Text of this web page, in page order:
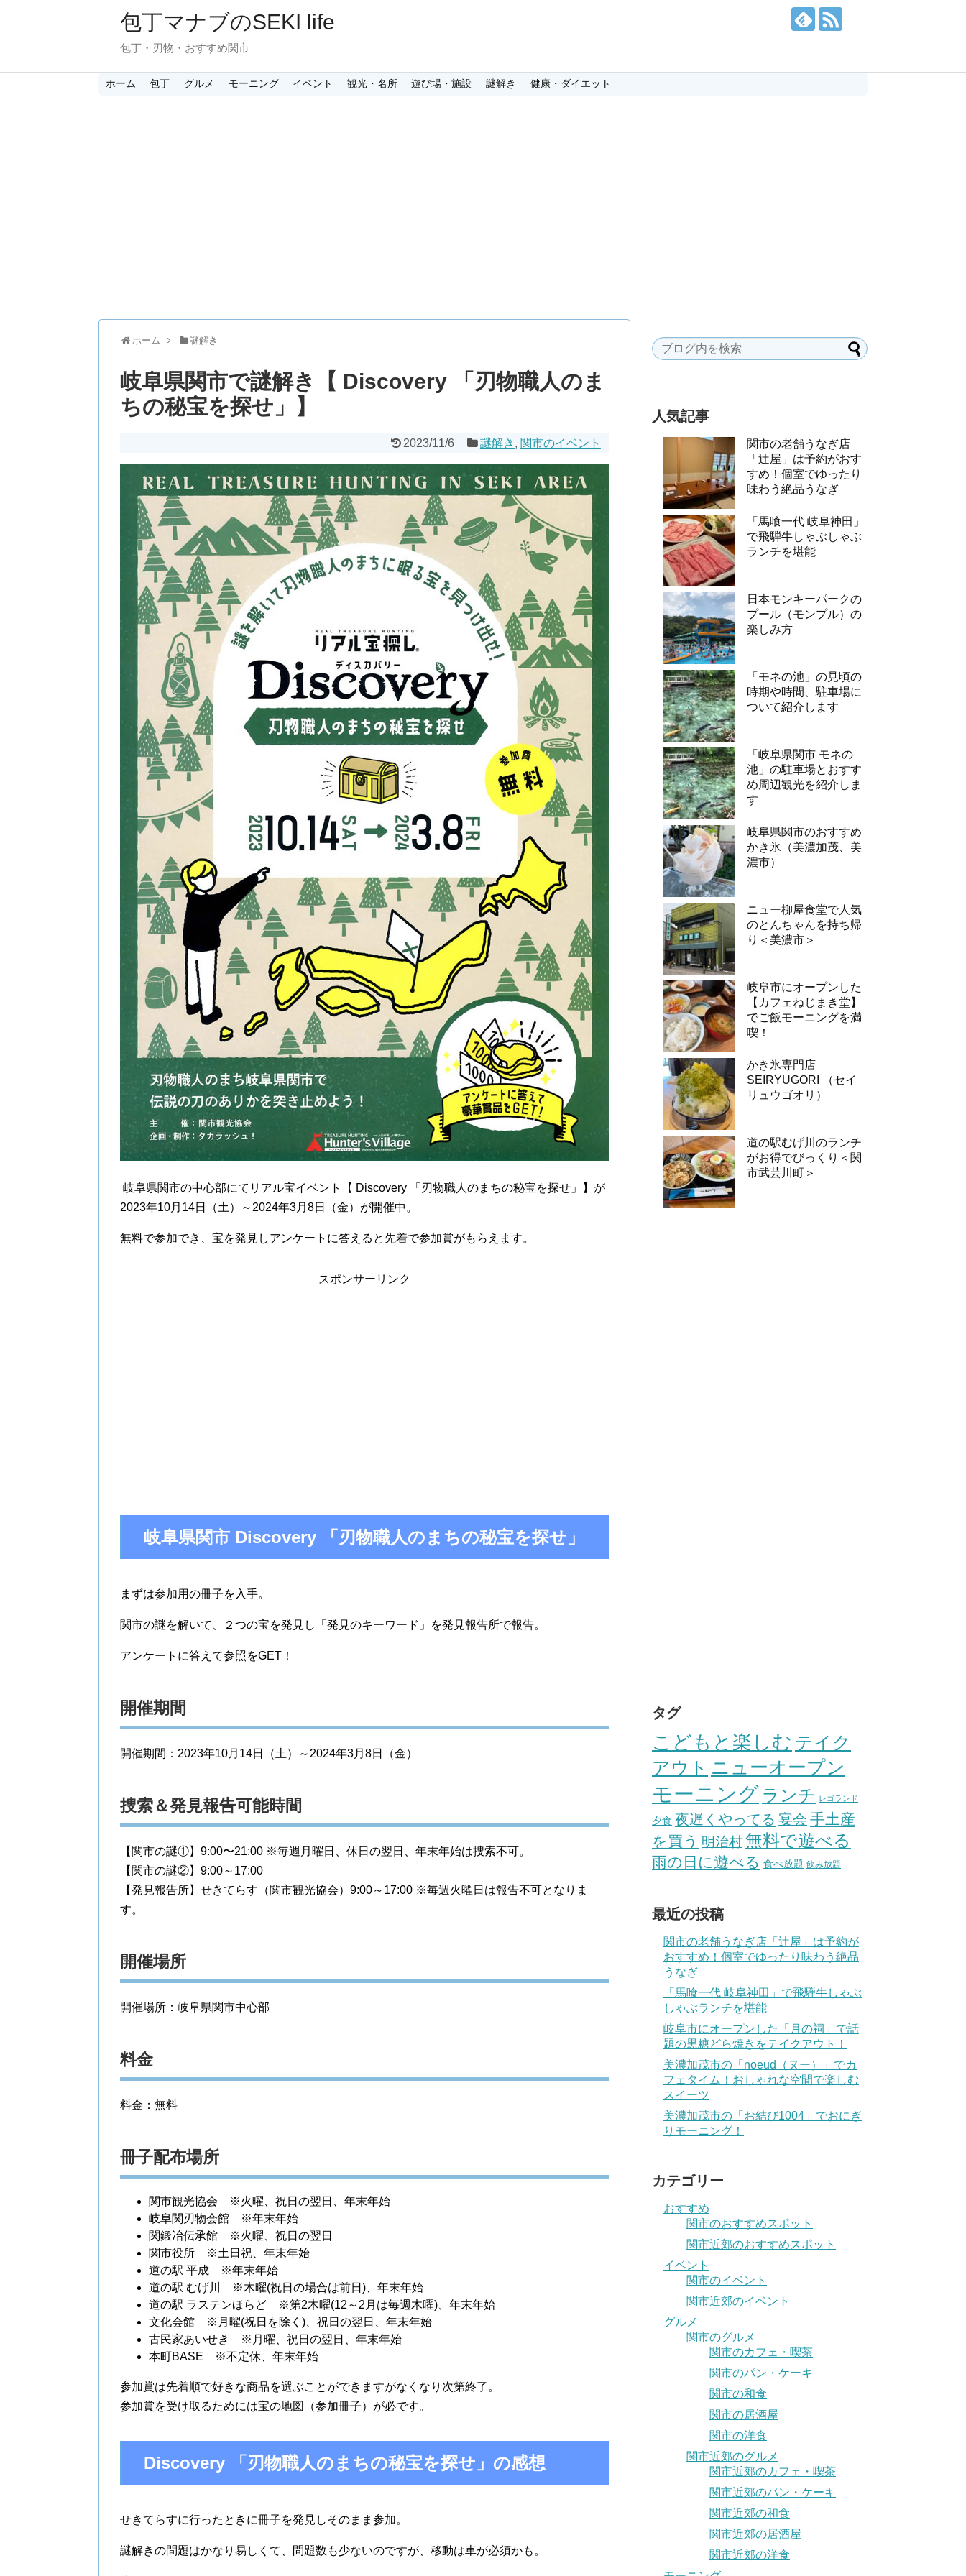
包丁マナブのSEKI life
包丁・刃物・おすすめ関市
ホーム 包丁 グルメ モーニング イベント 観光・名所 遊び場・施設 謎解き 健康・ダイエット
ホーム 謎解き
岐阜県関市で謎解き【 Discovery 「刃物職人のま
ちの秘宝を探せ」】
2023/11/6 謎解き , 関市のイベント
岐阜県関市の中心部にてリアル宝イベント【 Discovery 「刃物職人のまちの秘宝を探せ」】が
2023年10月14日（土）～2024年3月8日（金）が開催中。
無料で参加でき、宝を発見しアンケートに答えると先着で参加賞がもらえます。
スポンサーリンク
岐阜県関市 Discovery 「刃物職人のまちの秘宝を探せ」
まずは参加用の冊子を入手。
関市の謎を解いて、２つの宝を発見し「発見のキーワード」を発見報告所で報告。
アンケートに答えて参照をGET！
開催期間
開催期間：2023年10月14日（土）～2024年3月8日（金）
捜索＆発見報告可能時間
【関市の謎①】9:00〜21:00 ※毎週月曜日、休日の翌日、年末年始は捜索不可。
【関市の謎②】9:00～17:00
【発見報告所】せきてらす（関市観光協会）9:00～17:00 ※毎週火曜日は報告不可となりま
す。
開催場所
開催場所：岐阜県関市中心部
料金
料金：無料
冊子配布場所
関市観光協会 ※火曜、祝日の翌日、年末年始
岐阜関刃物会館 ※年末年始
関鍛冶伝承館 ※火曜、祝日の翌日
関市役所 ※土日祝、年末年始
道の駅 平成 ※年末年始
道の駅 むげ川 ※木曜(祝日の場合は前日)、年末年始
道の駅 ラステンほらど ※第2木曜(12～2月は毎週木曜)、年末年始
文化会館 ※月曜(祝日を除く)、祝日の翌日、年末年始
古民家あいせき ※月曜、祝日の翌日、年末年始
本町BASE ※不定休、年末年始
参加賞は先着順で好きな商品を選ぶことができますがなくなり次第終了。
参加賞を受け取るためには宝の地図（参加冊子）が必です。
Discovery 「刃物職人のまちの秘宝を探せ」の感想
せきてらすに行ったときに冊子を発見しそのまま参加。
謎解きの問題はかなり易しくて、問題数も少ないのですが、移動は車が必須かも。
人気記事
関市の老舗うなぎ店
「辻屋」は予約がおす
すめ！個室でゆったり
味わう絶品うなぎ
「馬喰一代 岐阜神田」
で飛騨牛しゃぶしゃぶ
ランチを堪能
日本モンキーパークの
プール（モンプル）の
楽しみ方
「モネの池」の見頃の
時期や時間、駐車場に
ついて紹介します
「岐阜県関市 モネの
池」の駐車場とおすす
め周辺観光を紹介しま
す
岐阜県関市のおすすめ
かき氷（美濃加茂、美
濃市）
ニュー柳屋食堂で人気
のとんちゃんを持ち帰
り＜美濃市＞
岐阜市にオープンした
【カフェねじまき堂】
でご飯モーニングを満
喫！
かき氷専門店
SEIRYUGORI （セイ
リュウゴオリ）
道の駅むげ川のランチ
がお得でびっくり＜関
市武芸川町＞
タグ
こどもと楽しむ テイク
アウト ニューオープン
モーニング ランチ レゴランド
夕食 夜遅くやってる 宴会 手土産
を買う 明治村無料で遊べる
雨の日に遊べる 食べ放題 飲み放題
最近の投稿
関市の老舗うなぎ店「辻屋」は予約が
おすすめ！個室でゆったり味わう絶品
うなぎ
「馬喰一代 岐阜神田」で飛騨牛しゃぶ
しゃぶランチを堪能
岐阜市にオープンした「月の祠」で話
題の黒糖どら焼きをテイクアウト！
美濃加茂市の「noeud（ヌー）」でカ
フェタイム！おしゃれな空間で楽しむ
スイーツ
美濃加茂市の「お結び1004」でおにぎ
りモーニング！
カテゴリー
おすすめ
関市のおすすめスポット
関市近郊のおすすめスポット
イベント
関市のイベント
関市近郊のイベント
グルメ
関市のグルメ
関市のカフェ・喫茶
関市のパン・ケーキ
関市の和食
関市の居酒屋
関市の洋食
関市近郊のグルメ
関市近郊のカフェ・喫茶
関市近郊のパン・ケーキ
関市近郊の和食
関市近郊の居酒屋
関市近郊の洋食